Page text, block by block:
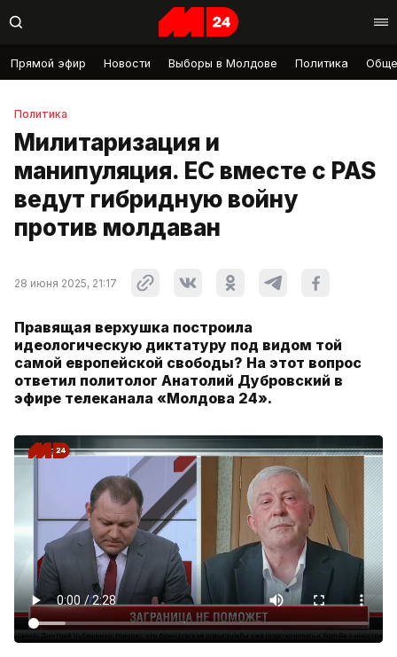
Прямой эфир Новости Выборы в Молдове Политика
Политика
Милитаризация и
манипуляция. ЕС вместе с PAS
ведут гибридную войну
против молдаван
28 июня 2025, 21:17
Правящая верхушка построила
идеологическую диктатуру под видом той
самой европейской свободы? На этот вопрос
ответил политолог Анатолий Дубровский в
эфире телеканала «Молдова 24».